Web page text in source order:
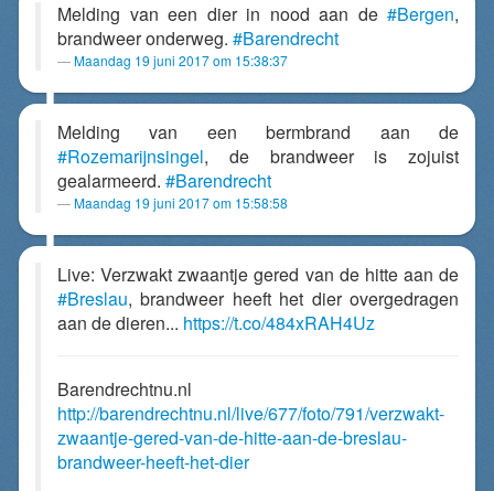
Melding van een dier in nood aan de #Bergen,
brandweer onderweg. #Barendrecht
Maandag 19 juni 2017 om 15:38:37
Melding van een bermbrand aan de
#Rozemarijnsingel, de brandweer is zojuist
gealarmeerd. #Barendrecht
Maandag 19 juni 2017 om 15:58:58
Live: Verzwakt zwaantje gered van de hitte aan de
#Breslau, brandweer heeft het dier overgedragen
aan de dieren... https://t.co/484xRAH4Uz
Barendrechtnu.nl
http://barendrechtnu.nl/live/677/foto/791/verzwakt-
zwaantje-gered-van-de-hitte-aan-de-breslau-
brandweer-heeft-het-dier